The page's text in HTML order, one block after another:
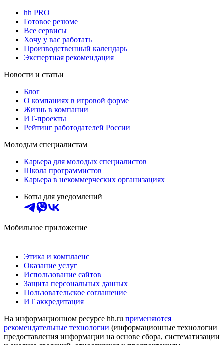
hh PRO
Готовое резюме
Все сервисы
Хочу у вас работать
Производственный календарь
Экспертная рекомендация
Новости и статьи
Блог
О компаниях в игровой форме
Жизнь в компании
ИТ-проекты
Рейтинг работодателей России
Молодым специалистам
Карьера для молодых специалистов
Школа программистов
Карьера в некоммерческих организациях
Боты для уведомлений
Мобильное приложение
Этика и комплаенс
Оказание услуг
Использование сайтов
Защита персональных данных
Пользовательское соглашение
ИТ аккредитация
На информационном ресурсе hh.ru применяются
рекомендательные технологии (информационные технологии
предоставления информации на основе сбора, систематизации